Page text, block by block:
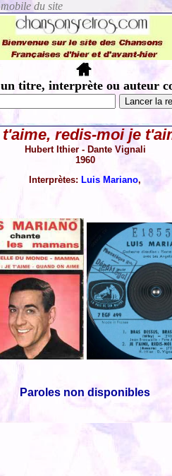
titre, interprète ou auteur
t'aime, redis-moi je
Hubert Ithier - Dante Vignali
1960
Interprètes: Luis Mariano,
Paroles non disponibles